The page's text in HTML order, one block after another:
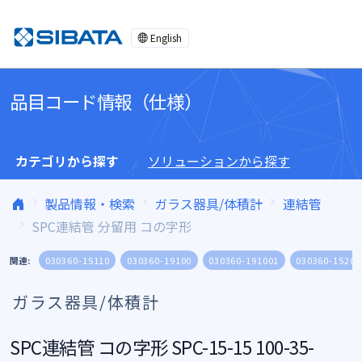
English
品目コード情報（仕様）
カテゴリから探す ソリューションから探す
製品情報・検索 ガラス器具/体積計
連結管
SPC連結管 分留用 コの字形
関連: 030360-15110 030360-19100 030360-191001 030360-15200
ガラス器具/体積計
SPC連結管 コの字形 SPC-15-15 100-35-